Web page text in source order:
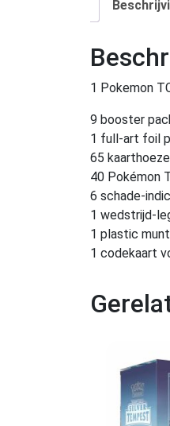
1 Pokemon
9 booster
1 full-art foil
65
40 Pokémon
6 schade-
1 wedstrijd-
1 plastic munt
1 codekaart